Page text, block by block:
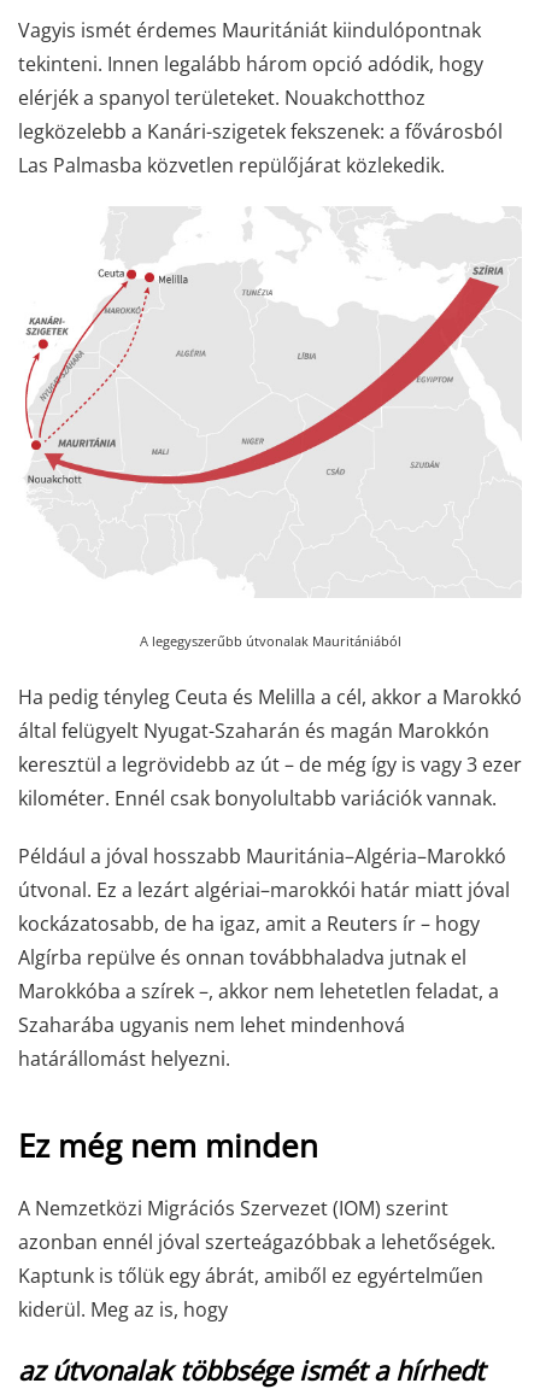
Vagyis ismét érdemes Mauritániát kiindulópontnak
tekinteni. Innen legalább három opció adódik, hogy
elérjék a spanyol területeket. Nouakchotthoz
legközelebb a Kanári-szigetek fekszenek: a fővárosból
Las Palmasba közvetlen repülőjárat közlekedik.
A legegyszerűbb útvonalak Mauritániából
Ha pedig tényleg Ceuta és Melilla a cél, akkor a Marokkó
által felügyelt Nyugat-Szaharán és magán Marokkón
keresztül a legrövidebb az út – de még így is vagy 3 ezer
kilométer. Ennél csak bonyolultabb variációk vannak.
Például a jóval hosszabb Mauritánia–Algéria–Marokkó
útvonal. Ez a lezárt algériai–marokkói határ miatt jóval
kockázatosabb, de ha igaz, amit a Reuters ír – hogy
Algírba repülve és onnan továbbhaladva jutnak el
Marokkóba a szírek –, akkor nem lehetetlen feladat, a
Szaharába ugyanis nem lehet mindenhová
határállomást helyezni.
Ez még nem minden
A Nemzetközi Migrációs Szervezet (IOM) szerint
azonban ennél jóval szerteágazóbbak a lehetőségek.
Kaptunk is tőlük egy ábrát, amiből ez egyértelműen
kiderül. Meg az is, hogy
az útvonalak többsége ismét a hírhedt